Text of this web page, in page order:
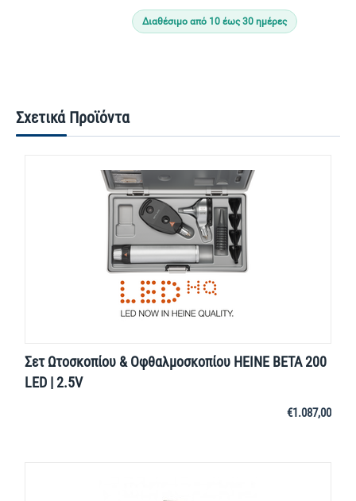
Διαθέσιμο από 10 έως 30 ημέρες
Σχετικά Προϊόντα
Σετ Ωτοσκοπίου & Οφθαλμοσκοπίου HEINE BETA 200
LED | 2.5V
€1.087,00